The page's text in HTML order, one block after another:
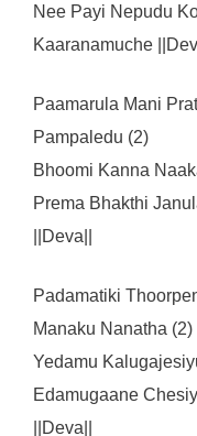
Nee Payi Nepudu
Kaaranamuche
Paamarula Mani
Pampaledu (2)
Bhoomi Kanna
Prema Bhakthi
||Deva||
Padamatiki
Manaku Nanatha (2)
Yedamu
Edamugaane
||Deva||